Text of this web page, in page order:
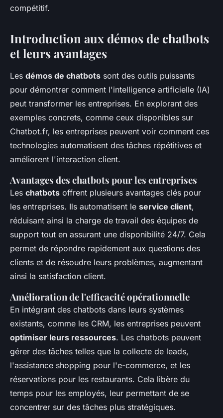
compétitif.
Introduction aux démos de chatbots
et leurs avantages
Les démos de chatbots sont des outils puissants
pour démontrer comment l'intelligence artificielle (IA)
peut transformer les entreprises. En explorant des
exemples concrets, comme ceux disponibles sur
Chatbot.fr, les entreprises peuvent voir comment ces
technologies automatisent des tâches répétitives et
améliorent l'interaction client.
Avantages des chatbots pour les entreprises
Les chatbots offrent plusieurs avantages clés pour
les entreprises. Ils automatisent le service client,
réduisant ainsi la charge de travail des équipes de
support tout en assurant une disponibilité 24/7. Cela
permet de répondre rapidement aux questions des
clients et de résoudre leurs problèmes, augmentant
ainsi la satisfaction client.
Amélioration de l'efficacité opérationnelle
En intégrant des chatbots dans leurs systèmes
existants, comme les CRM, les entreprises peuvent
optimiser leurs ressources. Les chatbots peuvent
gérer des tâches telles que la collecte de leads,
l'assistance shopping pour l'e-commerce, et les
réservations pour les restaurants. Cela libère du
temps pour les employés, leur permettant de se
concentrer sur des tâches plus stratégiques.